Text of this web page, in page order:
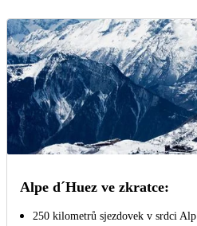
Alpe d´Huez ve zkratce:
250 kilometrů sjezdovek v srdci Alp